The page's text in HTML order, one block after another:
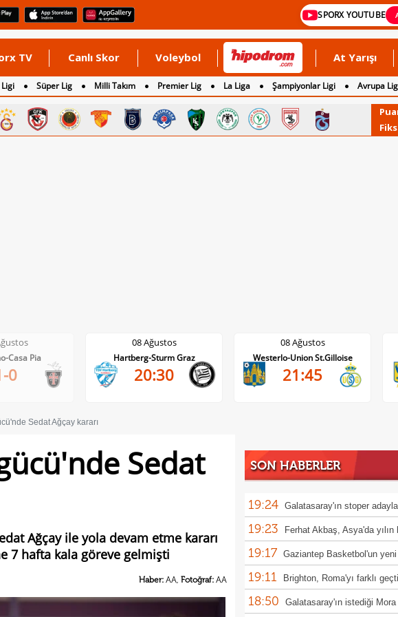
SPORX YOUTUBE
TV Canlı Skor Voleybol At Yarışı
Süper Lig Milli Takım Premier Lig La Liga Şampiyonlar Ligi Avrupa
Ağustos
Sturm Graz
08 Ağustos
Westerlo-Union St.Gilloise
21:45
08 Ağustos
St.Truiden-Lommel
21:45
Sedat Ağçay kararı
Sedat
Ağçay ile yola devam etme kararı
7 hafta kala göreve gelmişti
Haber: AA, Fotoğraf: AA
SON HABERLER
19:24 Galatasaray'ın stoper
19:23 Ferhat Akbaş, Asya'da yılın
seçildi
19:17 Gaziantep Basketbol'un yeni
İrfan Karakuzulu
19:11 Brighton, Roma'yı farklı
18:50 Galatasaray'ın istediği